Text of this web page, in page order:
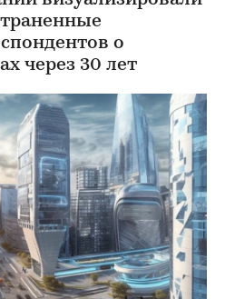
о
через 30 лет